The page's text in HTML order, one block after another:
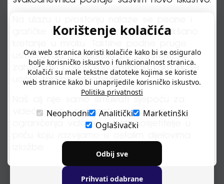
grafičke upute kao priprema za olakšano
usmjeravaju posjetitelja po prostoriji, ali
zahtijevaju i punu koncentraciju kako bi se
uočile taktilne informacije.
Naš cilj nije samo simulirati sljepoću za
videće, već i pokazati mogućnosti i
ograničenja vida te uvesti posjetitelje u
Korištenje kolačića
Ova web stranica koristi kolačiće kako bi se osiguralo
bolje korisničko iskustvo i funkcionalnost stranica.
Kolačići su male tekstne datoteke kojima se koriste
web stranice kako bi unaprijedile korisničko iskustvo.
Politika privatnosti
Neophodni Analitički
Marketinški
Oglašivački
Odbij sve
Prihvati odabrane